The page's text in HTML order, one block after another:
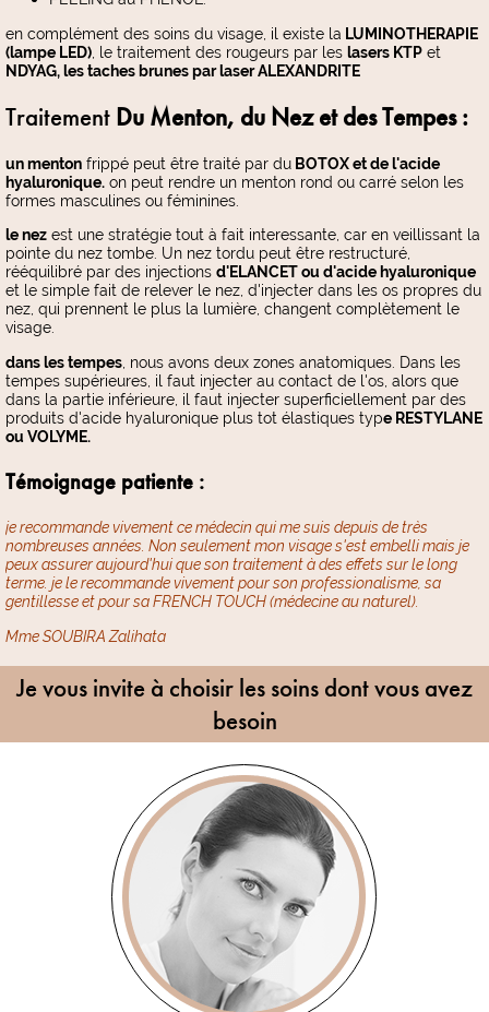
en complément des soins du visage, il existe la LUMINOTHERAPIE
(lampe LED) , le traitement des rougeurs par les lasers KTP et
NDYAG, les taches brunes par laser ALEXANDRITE
Traitement Du Menton, du Nez et des Tempes :
un menton frippé peut être traité par du BOTOX et de l'acide
hyaluronique. on peut rendre un menton rond ou carré selon les
formes masculines ou féminines.
le nez est une stratégie tout à fait interessante, car en veillissant la
pointe du nez tombe. Un nez tordu peut être restructuré,
rééquilibré par des injections d'ELANCET ou d'acide hyaluronique
et le simple fait de relever le nez, d'injecter dans les os propres du
nez, qui prennent le plus la lumière, changent complètement le
visage.
dans les tempes , nous avons deux zones anatomiques. Dans les
tempes supérieures, il faut injecter au contact de l'os, alors que
dans la partie inférieure, il faut injecter superficiellement par des
produits d'acide hyaluronique plus tot élastiques type RESTYLANE
ou VOLYME.
Témoignage patiente :
je recommande vivement ce médecin qui me suis depuis de très
nombreuses années. Non seulement mon visage s'est embelli mais je
peux assurer aujourd'hui que son traitement à des effets sur le long
terme. je le recommande vivement pour son professionalisme, sa
gentillesse et pour sa FRENCH TOUCH (médecine au naturel).
Mme SOUBIRA Zalihata
Je vous invite à choisir les soins dont vous avez
besoin